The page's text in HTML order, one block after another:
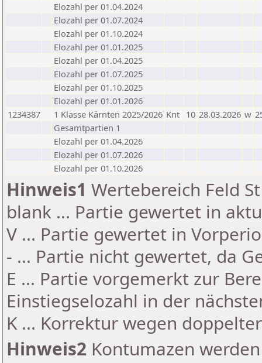
Elozahl per 01.04.2024
Elozahl per 01.07.2024
Elozahl per 01.10.2024
Elozahl per 01.01.2025
Elozahl per 01.04.2025
Elozahl per 01.07.2025
Elozahl per 01.10.2025
Elozahl per 01.01.2026
1234387
1 Klasse Kärnten 2025/2026 Knt 10 28.03.2026 w
Gesamtpartien 1
Elozahl per 01.04.2026
Elozahl per 01.07.2026
Elozahl per 01.10.2026
Hinweis1 Wertebereich Feld
blank ... Partie gewertet in
V ... Partie gewertet in
- ... Partie nicht gewertet, da
E ... Partie vorgemerkt zur
Einstiegselozahl in der
K ... Korrektur wegen
Hinweis2 Kontumazen